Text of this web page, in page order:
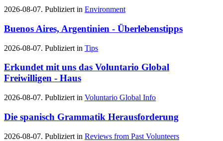
2026-08-07. Publiziert in Environment
Buenos Aires, Argentinien - Überlebenstipps
2026-08-07. Publiziert in Tips
Erkundet mit uns das Voluntario Global
Freiwilligen - Haus
2026-08-07. Publiziert in Voluntario Global Info
Die spanisch Grammatik Herausforderung
2026-08-07. Publiziert in Reviews from Past Volunteers